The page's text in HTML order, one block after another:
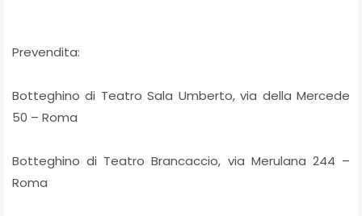
Prevendita:
Botteghino di Teatro Sala Umberto, via della Mercede
50 – Roma
Botteghino di Teatro Brancaccio, via Merulana 244 –
Roma